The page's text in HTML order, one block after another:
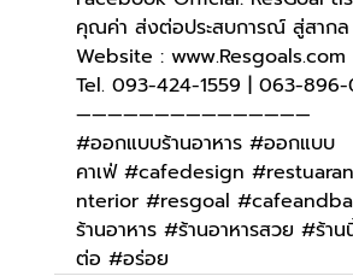
คุณค่า ส่งต่อประสบการณ์ สู่สากล
Website : www.Resgoals.com
Tel. 093-424-1559 | 063-896-
———————————————
#ออกแบบร้านอาหาร #ออกแบบ
คาเฟ่ #cafedesign
nterior #resgoal
ร้านอาหาร #ร้านอาหารสวย #ร้า
ต่อ #อร่อย